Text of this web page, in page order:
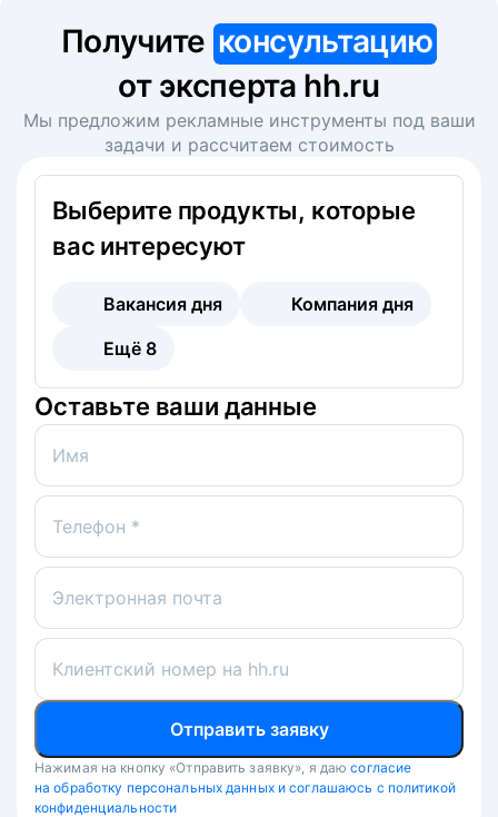
Получите консультацию
от эксперта hh.ru
Мы предложим рекламные инструменты под ваши
задачи и рассчитаем стоимость
Выберите продукты, которые
вас интересуют
Вакансия дня
Компания дня
Ещё 8
Оставьте ваши данные
Имя
Телефон *
Электронная почта
Клиентский номер на hh.ru
Отправить заявку
Нажимая на кнопку «Отправить заявку», я даю согласие
на обработку персональных данных и соглашаюсь с политикой
конфиденциальности